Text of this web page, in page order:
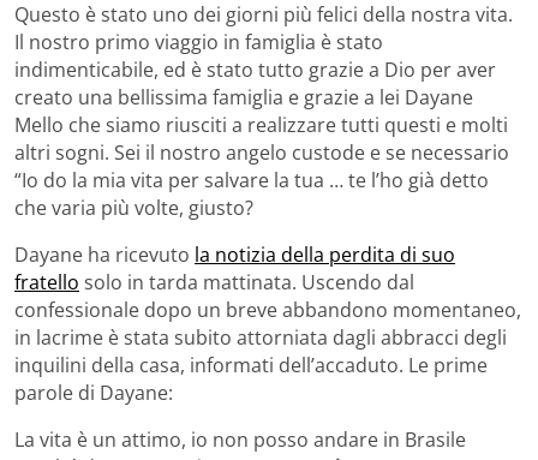
Questo è stato uno dei giorni più felici della nostra vita.
Il nostro primo viaggio in famiglia è stato
indimenticabile, ed è stato tutto grazie a Dio per aver
creato una bellissima famiglia e grazie a lei Dayane
Mello che siamo riusciti a realizzare tutti questi e molti
altri sogni. Sei il nostro angelo custode e se necessario
“Io do la mia vita per salvare la tua … te l’ho già detto
che varia più volte, giusto?
Dayane ha ricevuto la notizia della perdita di suo
fratello solo in tarda mattinata. Uscendo dal
confessionale dopo un breve abbandono momentaneo,
in lacrime è stata subito attorniata dagli abbracci degli
inquilini della casa, informati dell’accaduto. Le prime
parole di Dayane:
La vita è un attimo, io non posso andare in Brasile